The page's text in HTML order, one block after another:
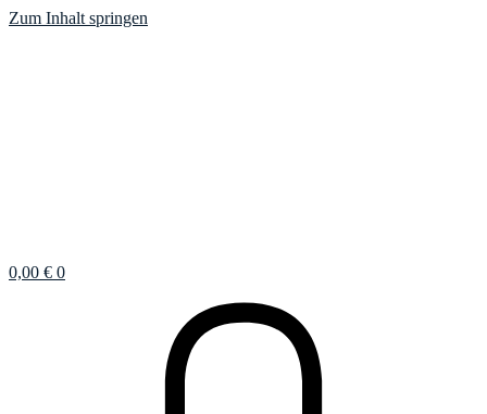
Zum Inhalt springen
0,00 € 0